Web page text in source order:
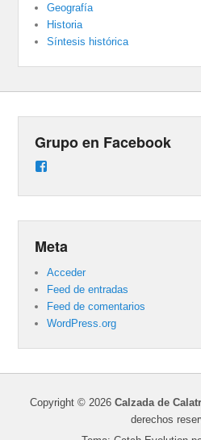
Geografía
Historia
Síntesis histórica
Grupo en Facebook
Meta
Acceder
Feed de entradas
Feed de comentarios
WordPress.org
Copyright © 2026 Calzada de
derechos